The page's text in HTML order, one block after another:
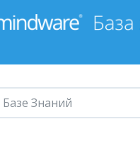
На главную